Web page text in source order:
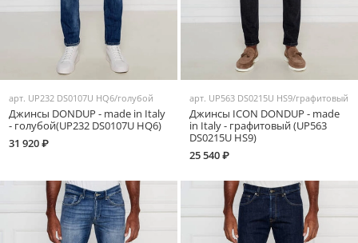
арт. UP232 DS0107U HQ6/голубой
Джинсы DONDUP - made in Italy
- голубой(UP232 DS0107U HQ6)
31 920 ₽
арт. UP563 DS0215U HS9/графитовый
Джинсы ICON DONDUP - made
in Italy - графитовый (UP563
DS0215U HS9)
25 540 ₽